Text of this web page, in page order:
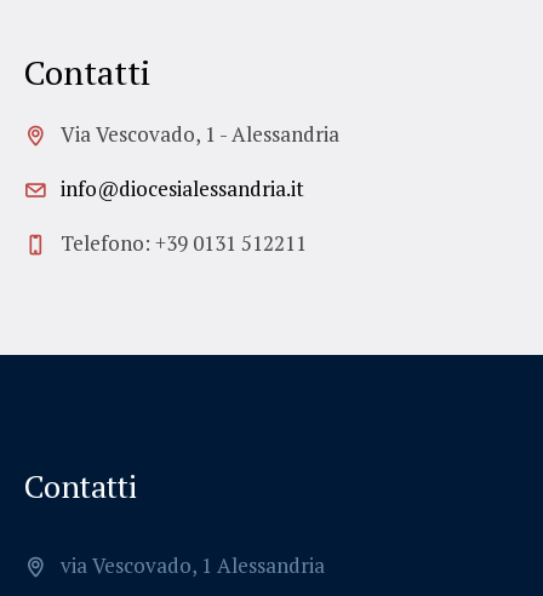
Contatti
Via Vescovado, 1 - Alessandria
info@diocesialessandria.it
Telefono: +39 0131 512211
Contatti
via Vescovado, 1 Alessandria